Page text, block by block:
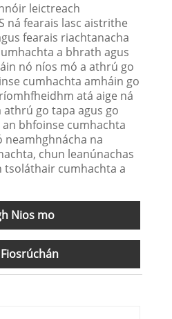
leictreach
ná fearais lasc aistrithe
fearais riachtanacha
a bhrath agus
nó níos mó a athrú go
cumhachta amháin go
atá aige ná
go tapa agus go
bhfoinse cumhachta
neamhghnácha na
chun leanúnachas
tsoláthair cumhachta a
Nios mo